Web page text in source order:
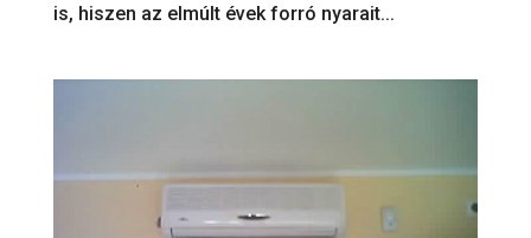
is, hiszen az elmúlt évek forró nyarait...